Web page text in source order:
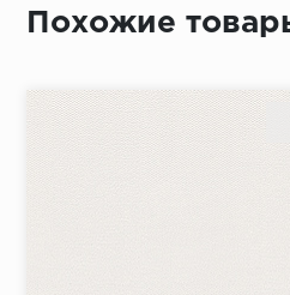
Похожие